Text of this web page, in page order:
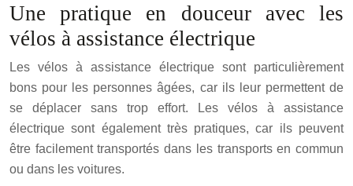
Une pratique en douceur avec les
vélos à assistance électrique
Les vélos à assistance électrique sont particulièrement
bons pour les personnes âgées, car ils leur permettent de
se déplacer sans trop effort. Les vélos à assistance
électrique sont également très pratiques, car ils peuvent
être facilement transportés dans les transports en commun
ou dans les voitures.